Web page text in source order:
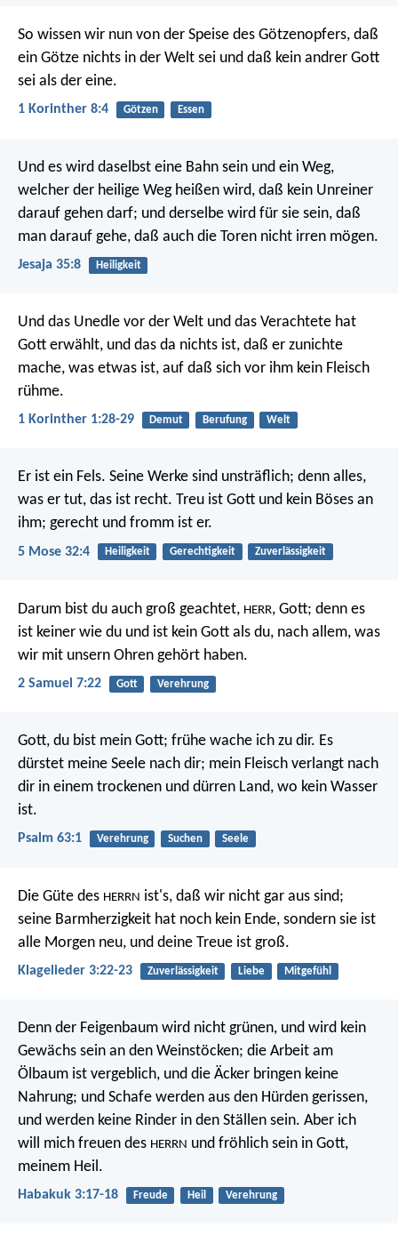
So wissen wir nun von der Speise des Götzenopfers, daß
ein Götze nichts in der Welt sei und daß kein andrer Gott
sei als der eine.
1 Korinther 8:4 Götzen Essen
Und es wird daselbst eine Bahn sein und ein Weg,
welcher der heilige Weg heißen wird, daß kein Unreiner
darauf gehen darf; und derselbe wird für sie sein, daß
man darauf gehe, daß auch die Toren nicht irren mögen.
Jesaja 35:8 Heiligkeit
Und das Unedle vor der Welt und das Verachtete hat
Gott erwählt, und das da nichts ist, daß er zunichte
mache, was etwas ist, auf daß sich vor ihm kein Fleisch
rühme.
1 Korinther 1:28-29 Demut Berufung Welt
Er ist ein Fels. Seine Werke sind unsträflich; denn alles,
was er tut, das ist recht. Treu ist Gott und kein Böses an
ihm; gerecht und fromm ist er.
5 Mose 32:4 Heiligkeit Gerechtigkeit Zuverlässigkeit
Darum bist du auch groß geachtet, HERR, Gott; denn es
ist keiner wie du und ist kein Gott als du, nach allem, was
wir mit unsern Ohren gehört haben.
2 Samuel 7:22 Gott Verehrung
Gott, du bist mein Gott; frühe wache ich zu dir. Es
dürstet meine Seele nach dir; mein Fleisch verlangt nach
dir in einem trockenen und dürren Land, wo kein Wasser
ist.
Psalm 63:1 Verehrung Suchen Seele
Die Güte des HERRN ist's, daß wir nicht gar aus sind;
seine Barmherzigkeit hat noch kein Ende, sondern sie ist
alle Morgen neu, und deine Treue ist groß.
Klagelieder 3:22-23 Zuverlässigkeit Liebe Mitgefühl
Denn der Feigenbaum wird nicht grünen, und wird kein
Gewächs sein an den Weinstöcken; die Arbeit am
Ölbaum ist vergeblich, und die Äcker bringen keine
Nahrung; und Schafe werden aus den Hürden gerissen,
und werden keine Rinder in den Ställen sein. Aber ich
will mich freuen des HERRN und fröhlich sein in Gott,
meinem Heil.
Habakuk 3:17-18 Freude Heil Verehrung